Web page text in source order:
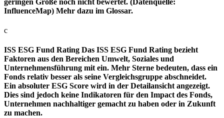
InfluenceMap) Mehr dazu im Glossar.
c
ISS ESG Fund Rating Das ISS ESG Fund Rating bezieht
Faktoren aus den Bereichen Umwelt, Soziales und
Unternehmensführung mit ein. Mehr Sterne bedeuten, dass ein
Fonds relativ besser als seine Vergleichsgruppe abschneidet.
Ein absoluter ESG Score wird in der Detailansicht angezeigt.
Dies sind jedoch keine Indikatoren für den Impact des Fonds,
Unternehmen nachhaltiger gemacht zu haben oder in Zukunft
zu machen.